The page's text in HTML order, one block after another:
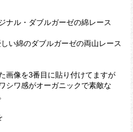
ナル・ダブルガーゼの綿レース
い綿のダブルガーゼの両山レース
画像を3番目に貼り付けてますが
シワ感がオーガニックで素敵な